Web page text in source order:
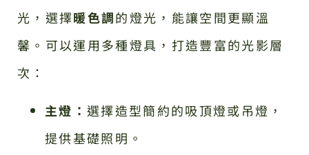
光，選擇暖色調的燈光，能讓空間更顯溫
馨。可以運用多種燈具，打造豐富的光影層
次：
主燈：選擇造型簡約的吸頂燈或吊燈，
提供基礎照明。